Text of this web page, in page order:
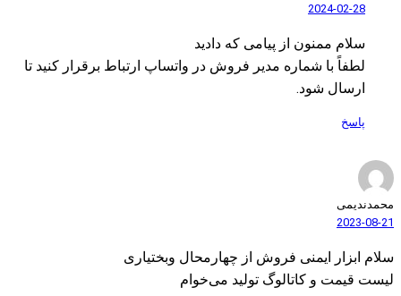
2024-02-28
سلام ممنون از پیامی که دادید
لطفاً با شماره مدیر فروش در واتساپ ارتباط برقرار کنید تا
ارسال شود.
پاسخ
محمدندیمی
2023-08-21
سلام ابزار ایمنی فروش از چهارمحال وبختیاری
لیست قیمت و کاتالوگ تولید می‌خوام